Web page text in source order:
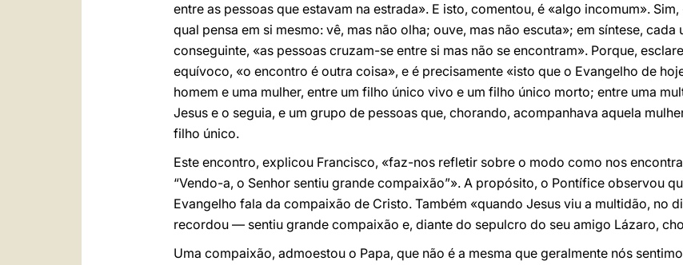
entre as pessoas que estavam na estrada». E isto, comentou, é «algo incomum».
qual pensa em si mesmo: vê, mas não olha; ouve, mas não escuta»; em síntese, cada
conseguinte, «as pessoas cruzam-se entre si mas não se encontram». Porque,
equívoco, «o encontro é outra coisa», e é precisamente «isto que o Evangelho de
homem e uma mulher, entre um filho único vivo e um filho único morto; entre uma
Jesus e o seguia, e um grupo de pessoas que, chorando, acompanhava aquela
filho único.
Este encontro, explicou Francisco, «faz-nos refletir sobre o modo como nos
“Vendo-a, o Senhor sentiu grande compaixão”». A propósito, o Pontífice observou
Evangelho fala da compaixão de Cristo. Também «quando Jesus viu a multidão, no
recordou — sentiu grande compaixão e, diante do sepulcro do seu amigo Lázaro,
Uma compaixão, admoestou o Papa, que não é a mesma que geralmente nós